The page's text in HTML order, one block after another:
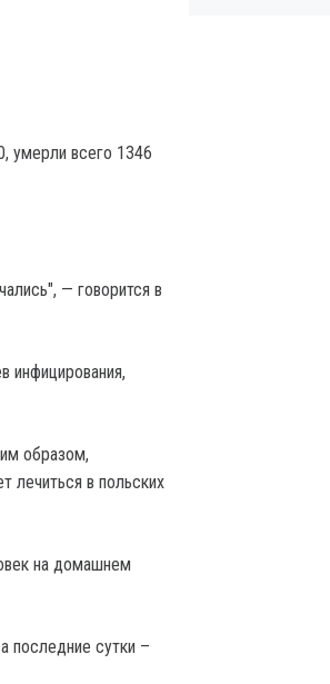
умерли всего 1346
— говорится в
инфицирования,
образом,
лечиться в польских
на домашнем
последние сутки –